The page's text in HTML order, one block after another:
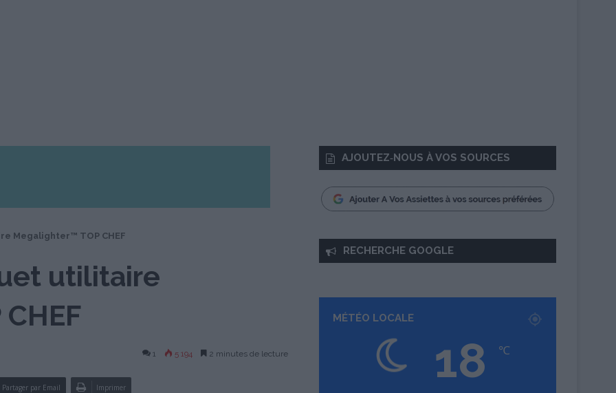
Megalighter™ TOP CHEF
utilitaire
1 5 194 2 minutes de lecture
Partager par Email Imprimer
AJOUTEZ‑NOUS À VOS SOURCES
RECHERCHE GOOGLE
MÉTÉO LOCALE
18 ℃